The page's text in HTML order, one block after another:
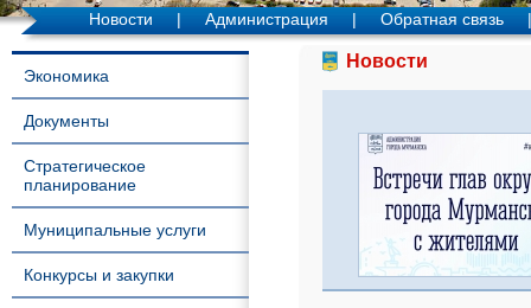
Новости | Администрация | Обратная связь |
Экономика
Документы
Стратегическое
планирование
Муниципальные услуги
Конкурсы и закупки
Новости